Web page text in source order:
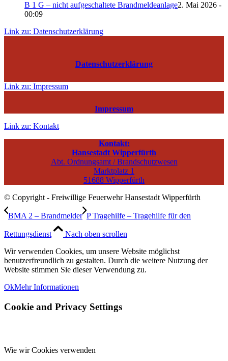
B 1 G – nicht aufgeschaltete Brandmeldeanlage2. Mai 2026 -
00:09
Link zu: Datenschutzerklärung
Datenschutzerklärung
Link zu: Impressum
Impressum
Link zu: Kontakt
Kontakt:
Hansestadt Wipperfürth
Abt. Ordnungsamt / Brandschutzwesen
Marktplatz 1
51688 Wipperfürth
© Copyright - Freiwillige Feuerwehr Hansestadt Wipperfürth
BMA 2 – Brandmelder P Tragehilfe – Tragehilfe für den
Rettungsdienst
Nach oben scrollen
Wir verwenden Cookies, um unsere Website möglichst
benutzerfreundlich zu gestalten. Durch die weitere Nutzung der
Website stimmen Sie dieser Verwendung zu.
OkMehr Informationen
Cookie and Privacy Settings
Wie wir Cookies verwenden